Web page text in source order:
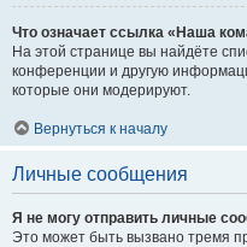
Что означает ссылка «Наша
На этой странице вы найдёте
конференции и другую
которые они модерируют.
Вернуться к началу
Личные сообщения
Я не могу отправить личные
Это может быть вызвано тремя